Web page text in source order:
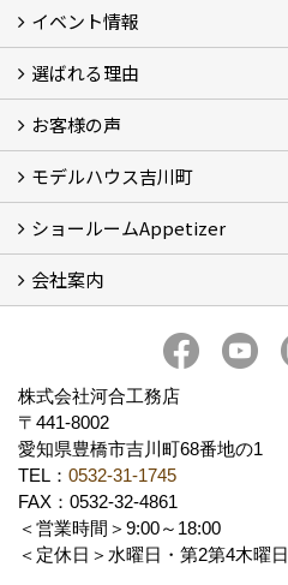
フォトギャラリー
性能について
自然素材のお家
オーナー様のおうち訪問
イベント情報
イベント情報
選ばれる理由
5つのやさしさ宣言
3つのプロ宣言
お家づくりスケジュール
お客様の声
お客様の声
モデルハウス吉川町
吉川町モデルハウス
ショールームAppetizer
Appetizer(ショールーム)
Appetizer(レンタルスペース)
会社案内
社長 河合智之の想い
求人情報 Recruit
株式会社河合工務店
〒441-8002
愛知県豊橋市吉川町68番地の1
TEL： 0532-31-1745
FAX：0532-32-4861
＜営業時間＞9:00～18:00
＜定休日＞水曜日・第2第4木曜日